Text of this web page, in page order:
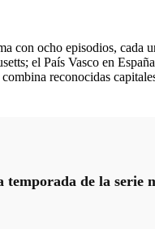
con ocho episodios,
el País Vasco en
reconocidas
de la serie